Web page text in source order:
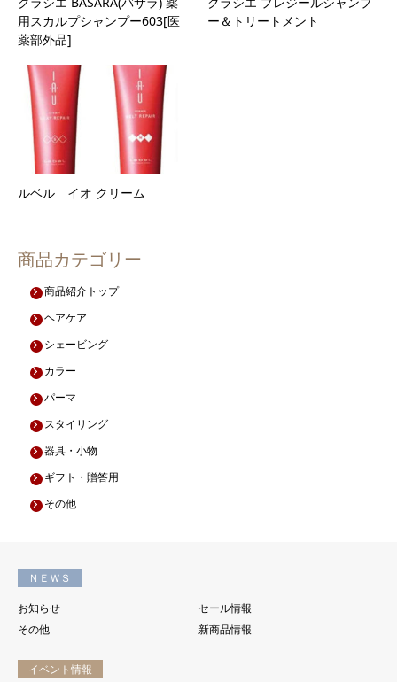
用スカルプシャンプー603[医
薬部外品]
ー＆トリートメント
ルベル イオ クリーム
商品カテゴリー
商品紹介トップ
ヘアケア
シェービング
カラー
パーマ
スタイリング
器具・小物
ギフト・贈答用
その他
ＮＥＷＳ
お知らせ
セール情報
その他
新商品情報
イベント情報